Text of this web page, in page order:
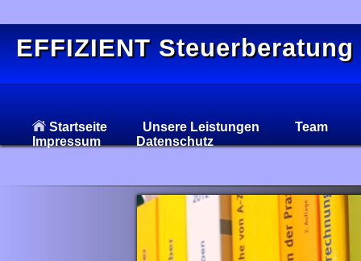
EFFIZIENT Steuerberatung
Startseite Unsere Leistungen
Team
Impressum
Datenschutz